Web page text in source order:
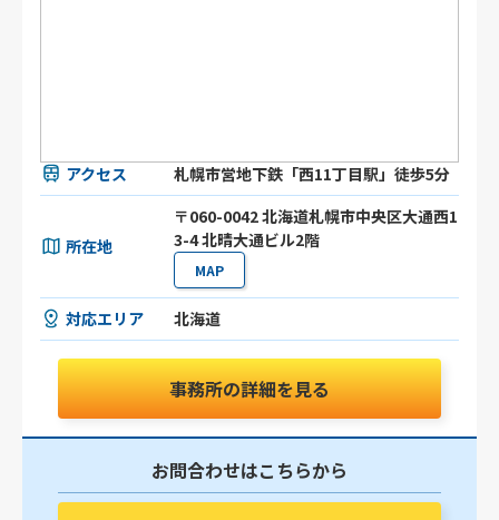
アクセス 札幌市営地下鉄「西11丁目駅」徒歩5分
所在地
〒060-0042 北海道札幌市中央区大通西1
3-4 北晴大通ビル2階
MAP
対応エリア 北海道
事務所の詳細を見る
お問合わせはこちらから